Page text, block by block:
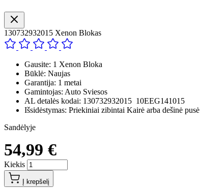
130732932015 Xenon Blokas
Gausite: 1 Xenon Bloka
Būklė: Naujas
Garantija: 1 metai
Gamintojas: Auto Sviesos
AL detalės kodai: 130732932015 10EEG141015
Išsidėstymas: Priekiniai zibintai Kairė arba dešinė pusė
Sandėlyje
54,99 €
Kiekis
Į krepšelį